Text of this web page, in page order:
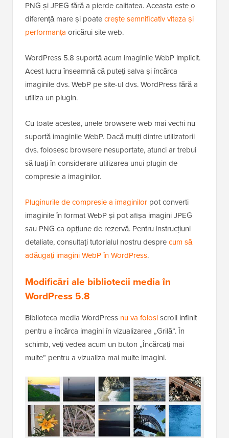
PNG și JPEG fără a pierde calitatea. Aceasta este o
diferență mare și poatecrește semnificativ viteza și
performanța oricărui site web.
WordPress 5.8 suportă acum imaginile WebP implicit.
Acest lucru înseamnă că puteți salva și încărca
imaginile dvs. WebP pe site-ul dvs. WordPress fără a
utiliza un plugin.
Cu toate acestea, unele browsere web mai vechi nu
suportă imaginile WebP. Dacă mulți dintre utilizatorii
dvs. folosesc browsere nesuportate, atunci ar trebui
să luați în considerare utilizarea unui plugin de
compresie a imaginilor.
Pluginurile de compresie a imaginilor pot converti
imaginile în format WebP și pot afișa imagini JPEG
sau PNG ca opțiune de rezervă. Pentru instrucțiuni
detaliate, consultați tutorialul nostru desprecum să
adăugați imagini WebP în WordPress.
Modificări ale bibliotecii media în
WordPress 5.8
Biblioteca media WordPress nu va folosiscroll infinit
pentru a încărca imagini în vizualizarea „Grilă”. În
schimb, veți vedea acum un buton „Încărcați mai
multe” pentru a vizualiza mai multe imagini.